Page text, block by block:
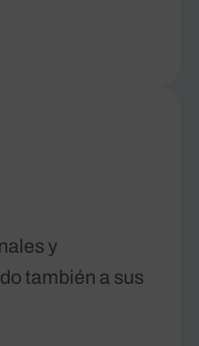
y
también a sus